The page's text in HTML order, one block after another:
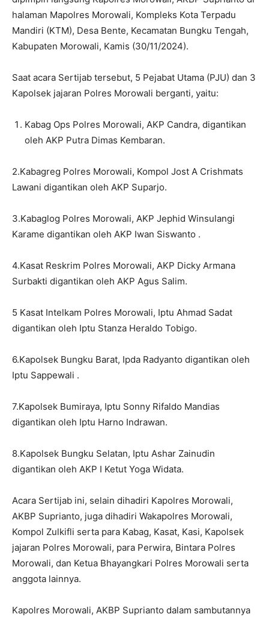
halaman Mapolres Morowali, Kompleks Kota Terpadu
Mandiri (KTM), Desa Bente, Kecamatan Bungku Tengah,
Kabupaten Morowali, Kamis (30/11/2024).
Saat acara Sertijab tersebut, 5 Pejabat Utama (PJU) dan 3
Kapolsek jajaran Polres Morowali berganti, yaitu:
Kabag Ops Polres Morowali, AKP Candra, digantikan
oleh AKP Putra Dimas Kembaran.
2.Kabagreg Polres Morowali, Kompol Jost A Crishmats
Lawani digantikan oleh AKP Suparjo.
3.Kabaglog Polres Morowali, AKP Jephid Winsulangi
Karame digantikan oleh AKP Iwan Siswanto .
4.Kasat Reskrim Polres Morowali, AKP Dicky Armana
Surbakti digantikan oleh AKP Agus Salim.
5 Kasat Intelkam Polres Morowali, Iptu Ahmad Sadat
digantikan oleh Iptu Stanza Heraldo Tobigo.
6.Kapolsek Bungku Barat, Ipda Radyanto digantikan oleh
Iptu Sappewali .
7.Kapolsek Bumiraya, Iptu Sonny Rifaldo Mandias
digantikan oleh Iptu Harno Indrawan.
8.Kapolsek Bungku Selatan, Iptu Ashar Zainudin
digantikan oleh AKP I Ketut Yoga Widata.
Acara Sertijab ini, selain dihadiri Kapolres Morowali,
AKBP Suprianto, juga dihadiri Wakapolres Morowali,
Kompol Zulkifli serta para Kabag, Kasat, Kasi, Kapolsek
jajaran Polres Morowali, para Perwira, Bintara Polres
Morowali, dan Ketua Bhayangkari Polres Morowali serta
anggota lainnya.
Kapolres Morowali, AKBP Suprianto dalam sambutannya